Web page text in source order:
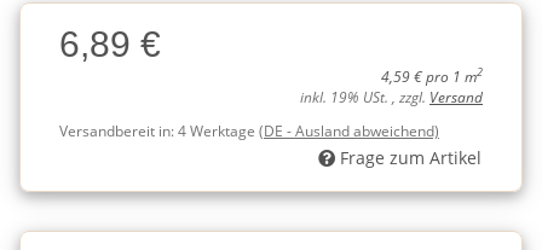
Charge
Charge6,89 €
4,59 € pro 1 m2
inkl. 19% USt. , zzgl. Versand
Versandbereit in:4 Werktage (DE - Ausland abweichend)
Frage zum Artikel